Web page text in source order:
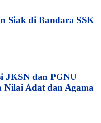
Siak di Bandara SSK
JKSN dan PGNU
Nilai Adat dan Agama